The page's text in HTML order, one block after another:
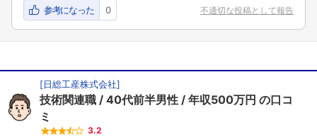
参考になった 0 不適切な投稿として報告
[日総工産株式会社]
技術関連職 40代前半男性 年収500万円 の口コ
ミ
3.2